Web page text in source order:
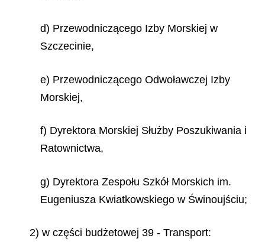
d) Przewodniczącego Izby Morskiej w
Szczecinie,
e) Przewodniczącego Odwoławczej Izby
Morskiej,
f) Dyrektora Morskiej Służby Poszukiwania i
Ratownictwa,
g) Dyrektora Zespołu Szkół Morskich im.
Eugeniusza Kwiatkowskiego w Świnoujściu;
2) w części budżetowej 39 - Transport: